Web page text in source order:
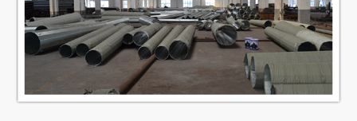
MK13SFS
χάλυβας
Πολωνός,
μόνη
υποστήριξη,
ενιαίο
κύκλωμα
13m
230 230 7